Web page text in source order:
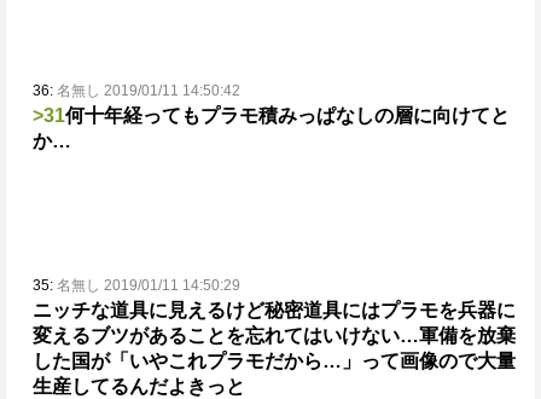
36: 名無し 2019/01/11 14:50:42
>31何十年経ってもプラモ積みっぱなしの層に向けてと
か…
35: 名無し 2019/01/11 14:50:29
ニッチな道具に見えるけど秘密道具にはプラモを兵器に
変えるブツがあることを忘れてはいけない…軍備を放棄
した国が「いやこれプラモだから…」って画像ので大量
生産してるんだよきっと